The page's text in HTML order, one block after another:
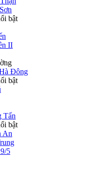
bật
II
Đông
bật
Tấn
bật
An
5